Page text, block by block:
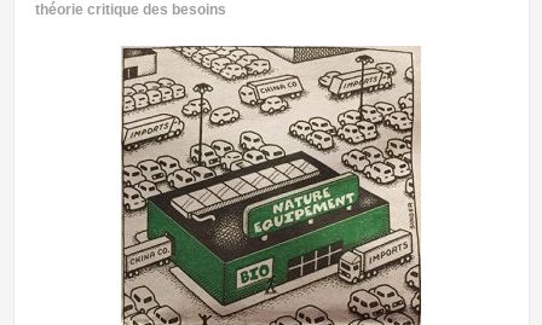
théorie critique des besoins